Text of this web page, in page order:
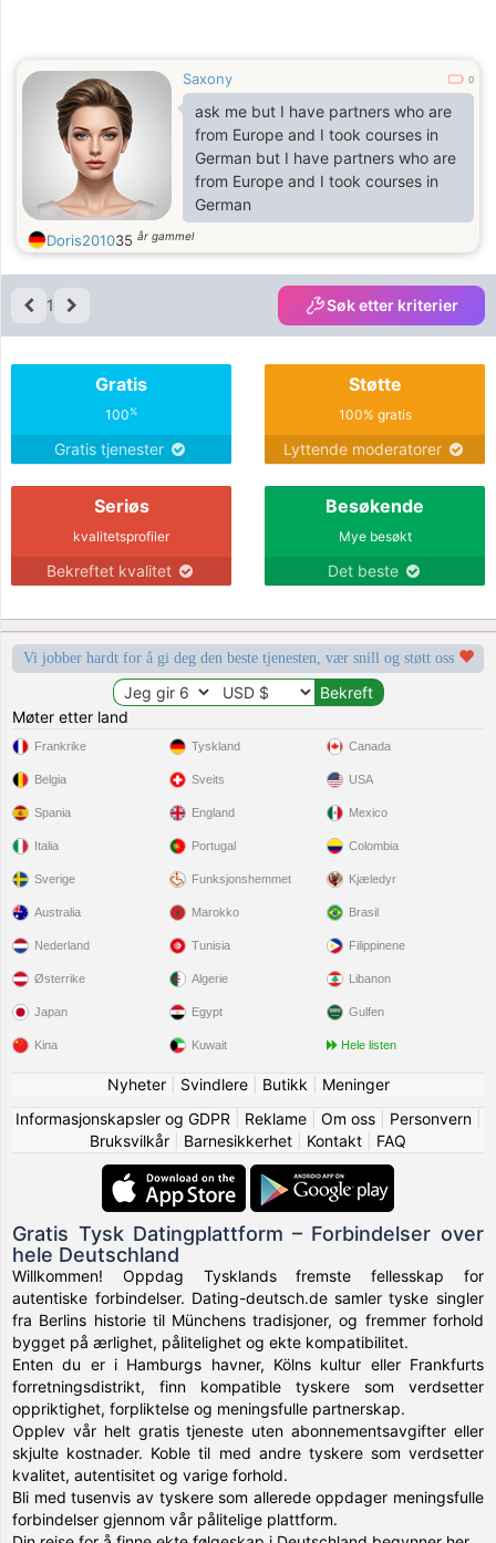
Saxony 0
ask me but I have partners who are
from Europe and I took courses in
German but I have partners who are
from Europe and I took courses in
German
Doris201035 år gammel
1 Søk etter kriterier
Gratis
100%
Gratis tjenester
Støtte
100% gratis
Lyttende moderatorer
Seriøs
kvalitetsprofiler
Bekreftet kvalitet
Besøkende
Mye besøkt
Det beste
Vi jobber hardt for å gi deg den beste tjenesten, vær snill og støtt oss
Møter etter land
Frankrike
Belgia
Spania
Italia
Sverige
Tyskland
Sveits
England
Portugal
Funksjonshemmet
Canada
USA
Mexico
Colombia
Kjæledyr
Australia
Nederland
Østerrike
Japan
Kina
Marokko
Tunisia
Algerie
Egypt
Kuwait
Brasil
Filippinene
Libanon
Gulfen
Hele listen
Nyheter| Svindlere| Butikk
Meninger
Informasjonskapsler og GDPR
Reklame| Om oss| Personvern|
Bruksvilkår
Barnesikkerhet Kontakt FAQ
Gratis Tysk Datingplattform – Forbindelser over
hele Deutschland
Willkommen! Oppdag Tysklands fremste fellesskap for
autentiske forbindelser. Dating-deutsch.de samler tyske singler
fra Berlins historie til Münchens tradisjoner, og fremmer forhold
bygget på ærlighet, pålitelighet og ekte kompatibilitet.
Enten du er i Hamburgs havner, Kölns kultur eller Frankfurts
forretningsdistrikt, finn kompatible tyskere som verdsetter
oppriktighet, forpliktelse og meningsfulle partnerskap.
Opplev vår helt gratis tjeneste uten abonnementsavgifter eller
skjulte kostnader. Koble til med andre tyskere som verdsetter
kvalitet, autentisitet og varige forhold.
Bli med tusenvis av tyskere som allerede oppdager meningsfulle
forbindelser gjennom vår pålitelige plattform.